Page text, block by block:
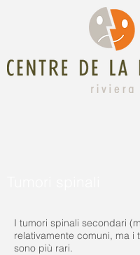
I tumori spinali secondari
relativamente comuni, ma i
sono più rari.